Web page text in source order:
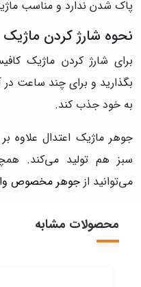
پاک شدن ندارد و مناسب
نحوه شارژ کردن ماژیک
برای شارژ کردن ماژیک
بگذارید و برای چند ساعت در
به خود جذب کند.
جوهر ماژیک اعتدال
سبز هم تولید می‌کند.
می‌توانید از جوهر مخصوص
محصولات مشابه